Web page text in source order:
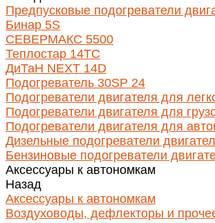
Предпусковые подогреватели
Бинар 5S
СЕВЕРМАКС 5500
Теплостар 14ТС
ДиТаН NEXT 14D
Подогреватель 30SP 24
Подогреватели двигателя для
Подогреватели двигателя для
Подогреватели двигателя для
Дизельные подогреватели
Бензиновые подогреватели
Аксессуары к автономкам
Назад
Аксессуары к автономкам
Воздуховоды, дефлекторы и